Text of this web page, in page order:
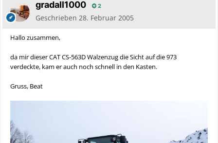
gradall1000 2
Geschrieben 28. Februar 2005
Hallo zusammen,
da mir dieser CAT CS-563D Walzenzug die Sicht auf die 973
verdeckte, kam er auch noch schnell in den Kasten.
Gruss, Beat